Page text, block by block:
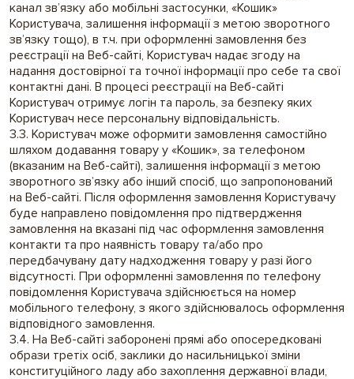
канал зв’язку або мобільні застосунки, «Кошик»
Користувача, залишення інформації з метою зворотного
зв’язку тощо), в т.ч. при оформленні замовлення без
реєстрації на Веб-сайті, Користувач надає згоду на
надання достовірної та точної інформації про себе та свої
контактні дані. В процесі реєстрації на Веб-сайті
Користувач отримує логін та пароль, за безпеку яких
Користувач несе персональну відповідальність.
3.3. Користувач може оформити замовлення самостійно
шляхом додавання товару у «Кошик», за телефоном
(вказаним на Веб-сайті), залишення інформації з метою
зворотного зв’язку або інший спосіб, що запропонований
на Веб-сайті. Після оформлення замовлення Користувачу
буде направлено повідомлення про підтвердження
замовлення на вказані під час оформлення замовлення
контакти та про наявність товару та/або про
передбачувану дату надходження товару у разі його
відсутності. При оформленні замовлення по телефону
повідомлення Користувача здійснюється на номер
мобільного телефону, з якого здійснювалось оформлення
відповідного замовлення.
3.4. На Веб-сайті заборонені прямі або опосередковані
образи третіх осіб, заклики до насильницької зміни
конституційного ладу або захоплення державної влади,